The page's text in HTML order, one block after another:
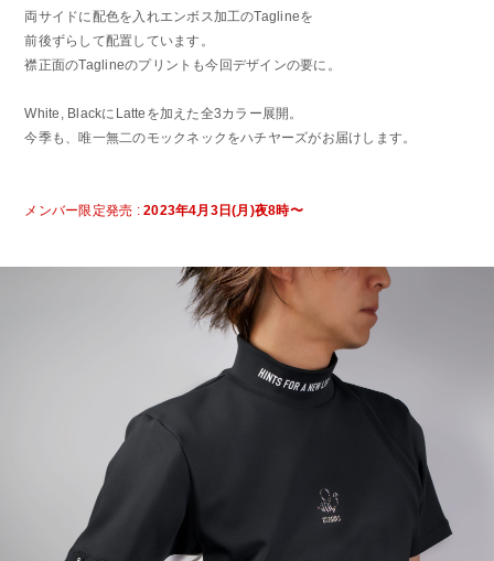
両サイドに配色を入れエンボス加工のTaglineを
前後ずらして配置しています。
襟正面のTaglineのプリントも今回デザインの要に。
White, BlackにLatteを加えた全3カラー展開。
今季も、唯一無二のモックネックをハチヤーズがお届けします。
メンバー限定発売 :2023年4月3日(月)夜8時〜